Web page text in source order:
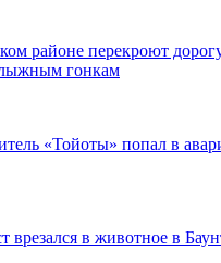
районе перекроют
гонкам
«Тойоты» попал в
врезался в животное в